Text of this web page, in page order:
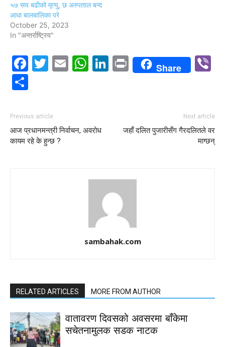
५७ सय बढीको मृत्यु, छ अस्पताल बन्द
आधा बालबालिका परे
October 25, 2023
In "अन्तर्राष्ट्रिय"
Facebook
Twitter
EmailWhatsApp
LinkedIn
PrintShare
Previous article
आज प्रधानमन्त्री निर्वाचन, अवरोध
कायम रहे के हुन्छ ?
Next article
जहाँ दलित पुजारीसँग गैरदलितले वर
माग्छन्
sambahak.com
RELATED ARTICLES MORE FROM AUTHOR
वातावरण दिवसको अवसरमा बाँकेमा
सचेतनामुलक सडक नाटक